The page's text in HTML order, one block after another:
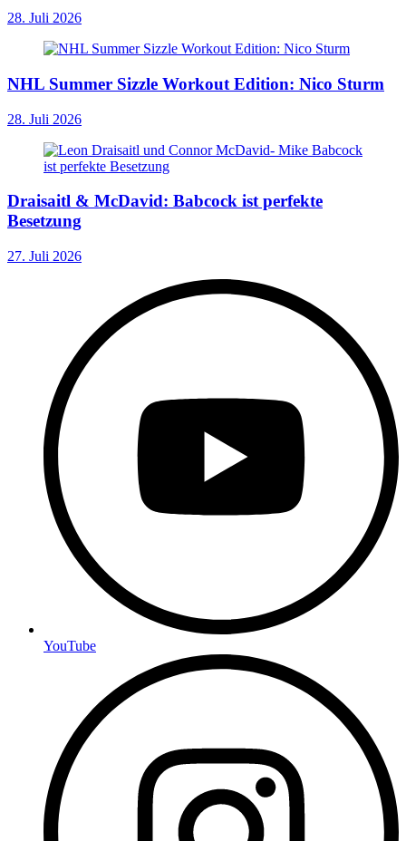
28. Juli 2026
NHL Summer Sizzle Workout Edition: Nico Sturm
28. Juli 2026
Draisaitl & McDavid: Babcock ist perfekte
Besetzung
27. Juli 2026
YouTube